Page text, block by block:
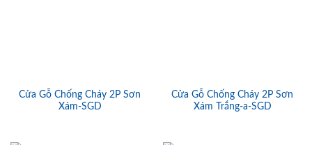
Cửa Gỗ Chống Cháy 2P Sơn
Xám-SGD
Cửa Gỗ Chống Cháy 2P Sơn
Xám Trắng-a-SGD